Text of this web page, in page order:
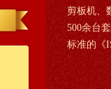
剪板机、
500余台
标准的《